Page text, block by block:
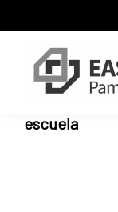
to
content
to
Escuela
de
Sitio
escuela